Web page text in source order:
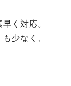
く対応。
少なく、